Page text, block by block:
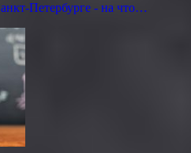
Петербурге - на что…